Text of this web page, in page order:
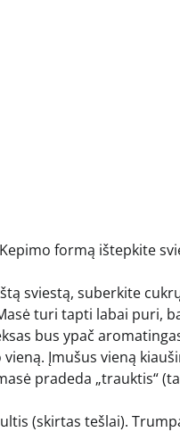
formą ištepkite
sviestą, suberkite
turi tapti labai puri,
bus ypač
Įmušus vieną
pradeda „trauktis“
(skirtas tešlai).